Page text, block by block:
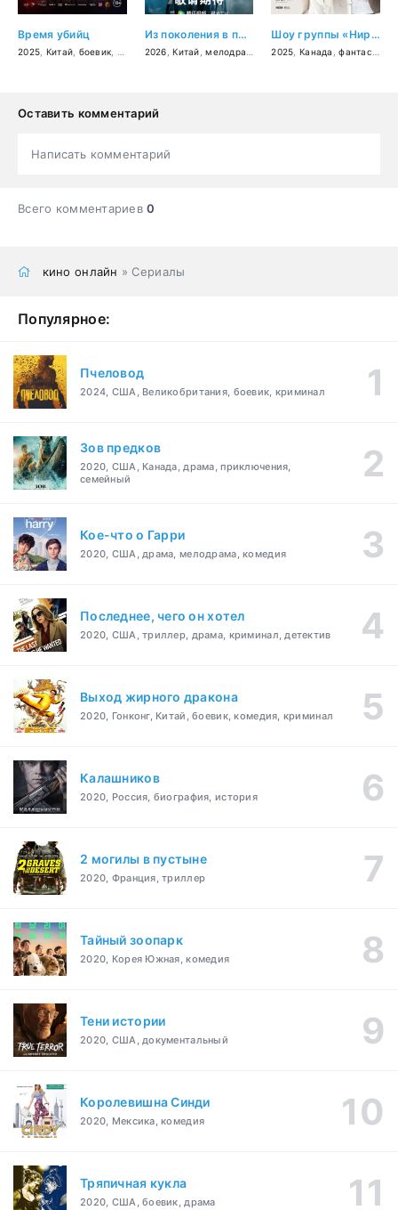
Время убийц
2025 Китай боевик драма,военный, история
Из поколения в поколение
2026 ,Китай ,мелодрама фэнтези,боевик
Шоу группы «Нирванна». Фильм
2025 Канада ,фантастика
Оставить комментарий
Написать комментарий
Всего комментариев0
кино онлайн » Сериалы
Популярное:
Пчеловод
2024, США, Великобритания, боевик, криминал
Зов предков
2020, США, Канада, драма, приключения,
семейный
Кое-что о Гарри
2020, США, драма, мелодрама, комедия
Последнее, чего он хотел
2020, США, триллер, драма, криминал, детектив
Выход жирного дракона
2020, Гонконг, Китай, боевик, комедия, криминал
Калашников
2020, Россия, биография, история
2 могилы в пустыне
2020, Франция, триллер
Тайный зоопарк
2020, Корея Южная, комедия
Тени истории
2020, США, документальный
Королевишна Синди
2020, Мексика, комедия
Тряпичная кукла
2020, США, боевик, драма